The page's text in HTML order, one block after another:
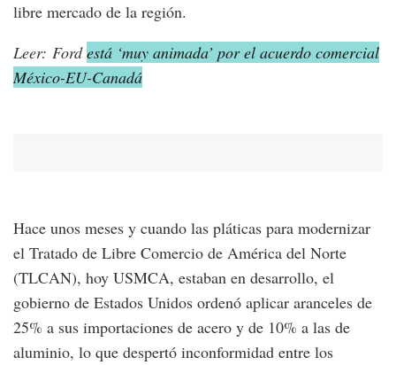
libre mercado de la región.
Leer: Fordestá ‘muy animada’ por el acuerdo comercial
México-EU-Canadá
Hace unos meses y cuando las pláticas para modernizar
el Tratado de Libre Comercio de América del Norte
(TLCAN), hoy USMCA, estaban en desarrollo, el
gobierno de Estados Unidos ordenó aplicar aranceles de
25% a sus importaciones de acero y de 10% a las de
aluminio, lo que despertó inconformidad entre los